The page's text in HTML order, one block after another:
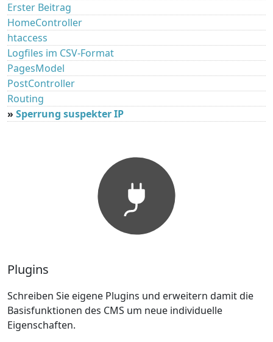
Erster Beitrag
HomeController
htaccess
Logfiles im CSV-Format
PagesModel
PostController
Routing
» Sperrung suspekter IP
Plugins
Schreiben Sie eigene Plugins und erweitern damit die
Basisfunktionen des CMS um neue individuelle
Eigenschaften.